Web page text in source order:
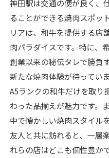
神田駅は交通の便が良く、
ることができる焼肉スポッ
リアは、和牛を提供する店
肉パラダイスです。特に、
創業以来の秘伝タレで勝負
新たな焼肉体験が待ってい
A5ランクの和牛だけを取り
わった品揃えが魅力です。
中で懐かしい焼肉スタイル
友人と共に訪れると、一層
れらの店はどこも個性豊か